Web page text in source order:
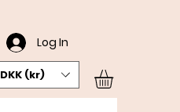
Log In
DKK (kr)